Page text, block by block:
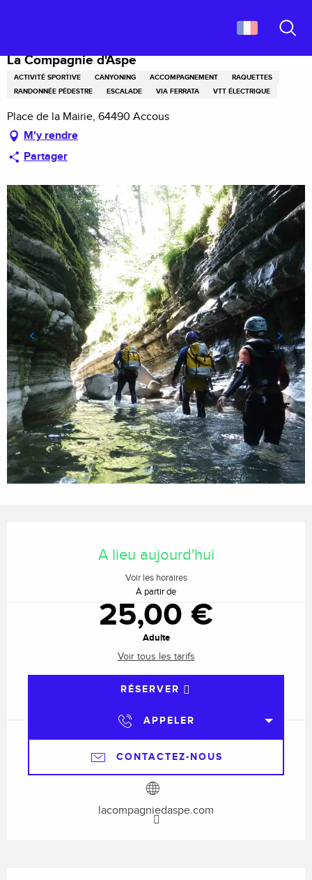
principal
La Compagnie d'Aspe
ACTIVITÉ SPORTIVE CANYONING ACCOMPAGNEMENT
RAQUETTES
RANDONNÉE PÉDESTRE
ESCALADE VIA FERRATA VTT ÉLECTRIQUE
Place de la Mairie, 64490 Accous
M'y rendre
Partager
A lieu aujourd'hui
Voir les horaires
À partir de
25,00 €
Adulte
Voir tous les tarifs
RÉSERVER
APPELER
CONTACTEZ-NOUS
lacompagniedaspe.com